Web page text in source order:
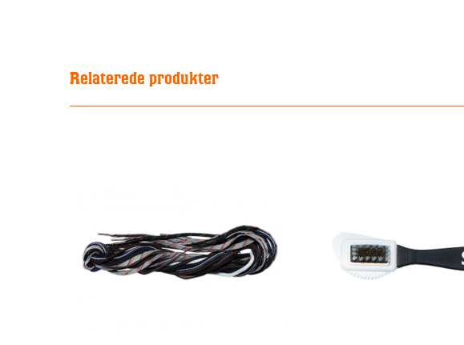
Relaterede produkter